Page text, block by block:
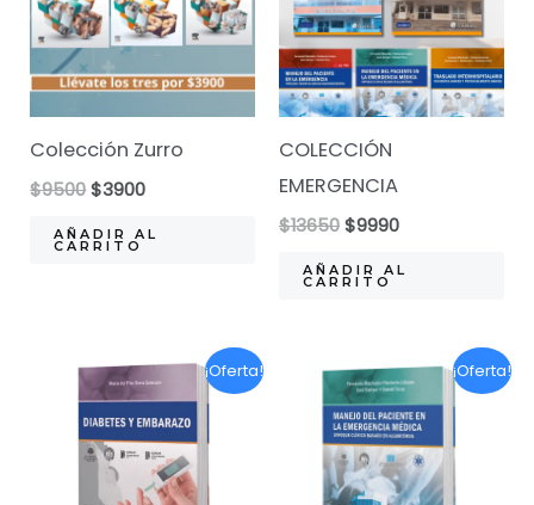
Colección Zurro
$9500El
original
era:
$3900El
actual
AÑADIR AL
CARRITO
COLECCIÓN
EMERGENCIA
$13650El
original
era:
$9990El
actual
AÑADIR AL
CARRITO
¡Oferta! ¡Oferta!